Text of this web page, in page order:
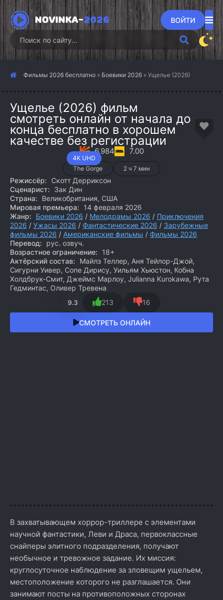
NOVINKA-2026 ВОЙТИ
Фильмы 2026 бесплатно » Боевики 2026 » Ущелье (2026)
Ущелье (2026) фильм
смотреть онлайн от начала до
конца бесплатно в хорошем
качестве без регистрации
4K UHD
6.984 7.00
The Gorge 2 ч 7 мин
Режиссёр:
Скотт Дерриксон
Сценарист:
Зак Дин
Страна:
Великобритания, США
Мировая премьера:
14 февраля 2026
Жанр:
Боевики 2026 / Мелодрамы 2026 / Приключения
2026 / Ужасы 2026 / Фантастические 2026 / Зарубежные
фильмы 2026 / Американские фильмы / Фильмы 2026
Перевод:
рус. озвуч.
Возрастное ограничение:
18+
Актёрский состав:
Майлз Теллер, Аня Тейлор-Джой,
Сигурни Уивер, Сопе Дирису, Уильям Хьюстон, Кобна
Холдбрук-Смит, Джеймс Марлоу, Julianna Kurokawa, Рута
Гедминтас, Оливер Тревена
9.3 213 16
СМОТРЕТЬ ОНЛАЙН
В захватывающем хоррор-триллере с элементами
научной фантастики, Леви и Драса, первоклассные
снайперы элитного подразделения, получают
необычное и тревожное задание. Их миссия:
круглосуточное наблюдение за зловещим ущельем,
местоположение которого не разглашается. Они
занимают посты на противоположных сторонах